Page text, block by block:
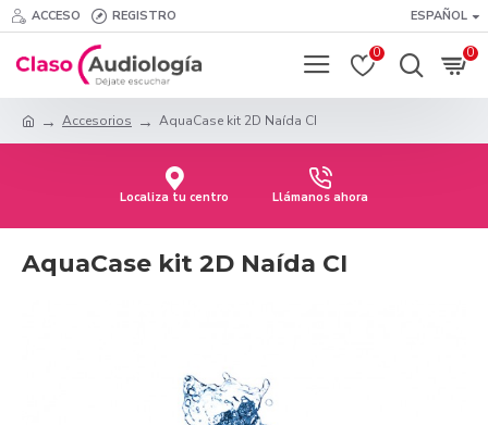
ACCESO REGISTRO ESPAÑOL
0 0
Accesorios AquaCase kit 2D Naída CI
Localiza tu centro Llámanos ahora
AquaCase kit 2D Naída CI